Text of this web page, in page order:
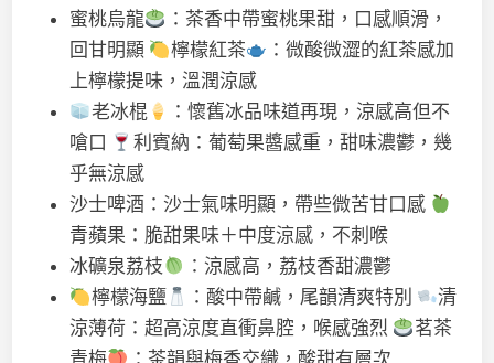
蜜桃烏龍
：茶香中帶蜜桃果甜，口感順滑，
回甘明顯
檸檬紅茶
：微酸微澀的紅茶感加
上檸檬提味，溫潤涼感
老冰棍
：懷舊冰品味道再現，涼感高但不
嗆口
利賓納：葡萄果醬感重，甜味濃鬱，幾
乎無涼感
沙士啤酒：沙士氣味明顯，帶些微苦甘口感
青蘋果：脆甜果味＋中度涼感，不刺喉
冰礦泉荔枝
：涼感高，荔枝香甜濃鬱
檸檬海鹽
：酸中帶鹹，尾韻清爽特別
清
涼薄荷：超高涼度直衝鼻腔，喉感強烈
茗茶
青梅
：茶韻與梅香交織，酸甜有層次